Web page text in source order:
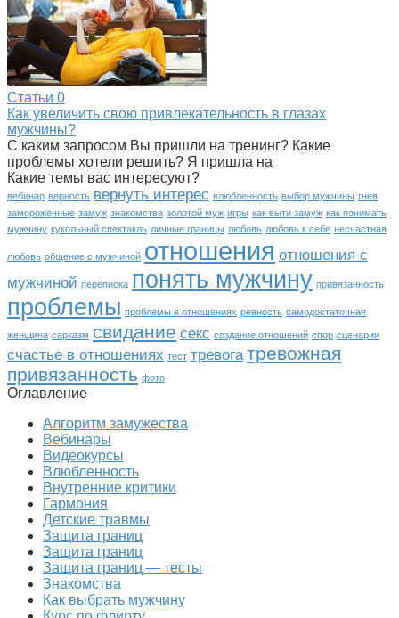
Статьи 0
Как увеличить свою привлекательность в глазах
мужчины?
С каким запросом Вы пришли на тренинг? Какие
проблемы хотели решить? Я пришла на
Какие темы вас интересуют?
вебинар верность вернуть интерес влюбленность выбор мужчины гнев
замороженные замуж знакомства золотой муж игры как выти замуж как понимать
мужчину кукольный спектакль личные границы любовь любовь к себе несчастная
любовь общение с мужчиной отношения отношения с
мужчиной переписка понять мужчину привязанность
проблемы проблемы в отношениях ревность самодостаточная
женщина сарказм свидание секс создание отношений спор сценарии
счастье в отношениях тест тревога тревожная
привязанность фото
Оглавление
Алгоритм замужества
Вебинары
Видеокурсы
Влюбленность
Внутренние критики
Гармония
Детские травмы
Защита границ
Защита границ
Защита границ — тесты
Знакомства
Как выбрать мужчину